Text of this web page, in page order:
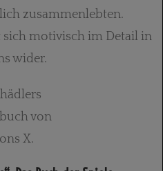
zusammenlebten.
sich motivisch im Detail in
wider.